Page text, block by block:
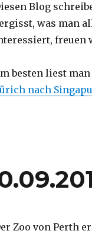
Blog
was man
freuen
besten liest
nach
Zoo von Perth